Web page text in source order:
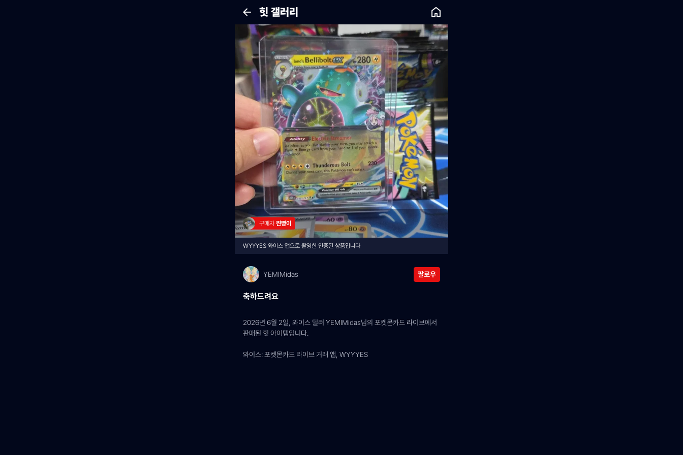
힛 갤러리
구매자 찐빵이
WYYYES 와이스 앱으로 촬영한 인증된 상품입니다
YEMIMidas 팔로우
축하드려요
2026년 6월 2일, 와이스 딜러 YEMIMidas님의 포켓몬카드 라이브에서
판매된 힛 아이템입니다.
와이스: 포켓몬카드 라이브 거래 앱, WYYYES